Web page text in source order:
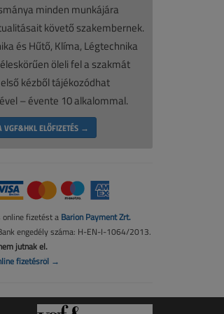
minden munkájára
követő szakembernek.
és Hűtő, Klíma, Légtechnika
öleli fel a szakmát
kézből tájékozódhat
– évente 10 alkalommal.
VGF&HKL ELŐFIZETÉS →
online fizetést a Barion Payment Zrt.
engedély száma: H-EN-I-1064/2013.
jutnak el.
fizetésről →